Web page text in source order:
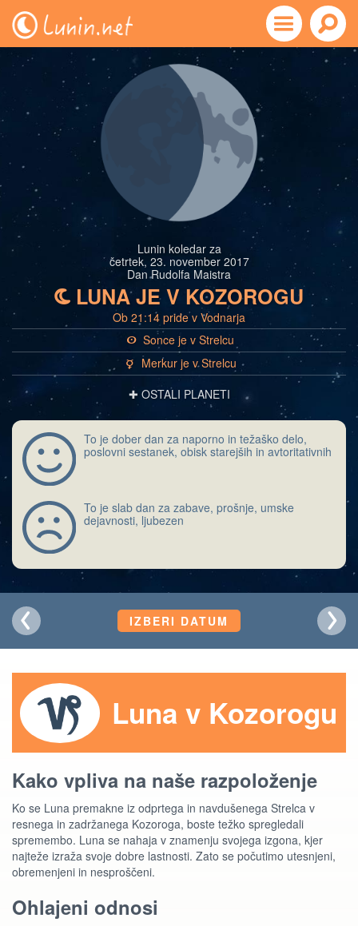
Lunin koledar za
četrtek, 23. november 2017
Dan Rudolfa Maistra
b LUNA JE V KOZOROGU
Ob 21:14 pride v Vodnarja
a Sonce je v Strelcu
c
Merkur je v Strelcu
✚ OSTALI PLANETI
To je dober dan za naporno in težaško delo,
poslovni sestanek, obisk starejših in avtoritativnih
To je slab dan za zabave, prošnje, umske
dejavnosti, ljubezen
IZBERI DATUM
Luna v Kozorogu
Kako vpliva na naše razpoloženje
Ko se Luna premakne iz odprtega in navdušenega Strelca v
resnega in zadržanega Kozoroga, boste težko spregledali
spremembo. Luna se nahaja v znamenju svojega izgona, kjer
najteže izraža svoje dobre lastnosti. Zato se počutimo utesnjeni,
obremenjeni in nesproščeni.
Ohlajeni odnosi